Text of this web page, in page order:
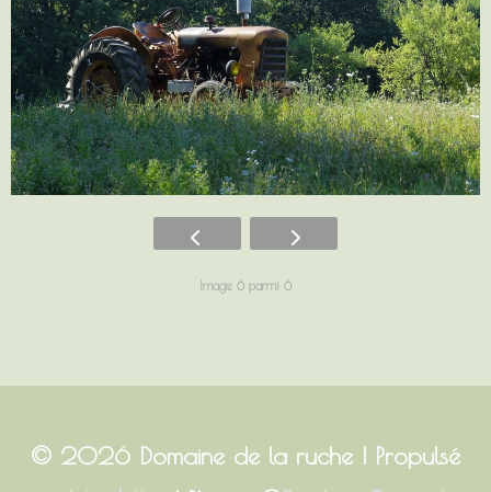
Image 6 parmi 6
© 2026 Domaine de la ruche | Propulsé